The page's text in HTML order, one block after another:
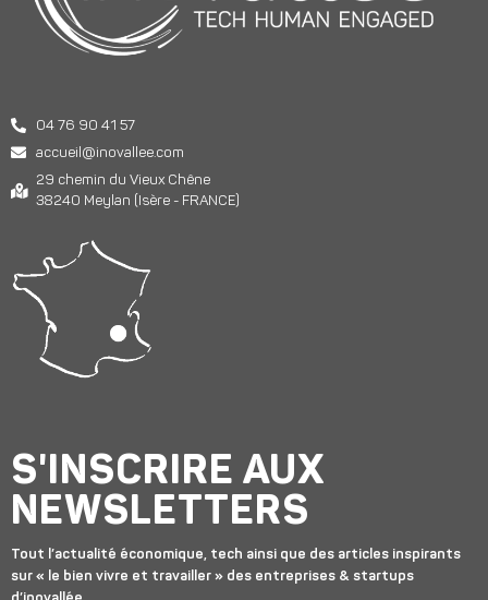
04 76 90 41 57
accueil@inovallee.com
29 chemin du Vieux Chêne
38240 Meylan (Isère - FRANCE)
S'INSCRIRE AUX
NEWSLETTERS
Tout l’actualité économique, tech ainsi que des articles inspirants
sur « le bien vivre et travailler » des entreprises & startups